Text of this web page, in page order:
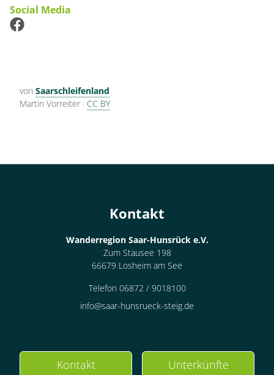
Social Media
von Saarschleifenland
Martin Vorreiter · CC BY
Kontakt
Wanderregion Saar-Hunsrück e.V.
Zum Stausee 198
66679 Losheim am See
Telefon 06872 / 9018100
info@saar-hunsrueck-steig.de
Kontakt Unterkünfte